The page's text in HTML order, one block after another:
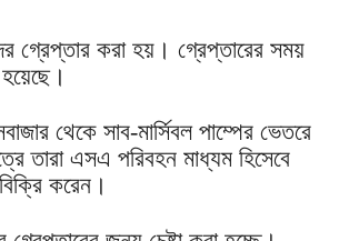
গ্রেপ্তার করা হয়। গ্রেপ্তারের সময়
থেকে সাব-মার্সিবল পাম্পের ভেতরে
তারা এসএ পরিবহন মাধ্যম হিসেবে
করেন।